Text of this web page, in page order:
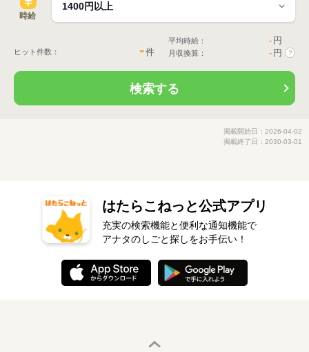
時給
ヒット件数： -件
平均時給： - 円
月収換算： - 円 ?
検索する
掲載開始日：2026-04-02
掲載終了日：2030-03-01
はたらこねっと公式アプリ
充実の検索機能と便利な通知機能で
アナタのしごと探しをお手伝い！